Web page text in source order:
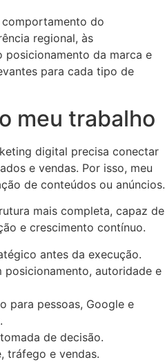
do
regional, às
posicionamento da marca e
para cada tipo de
meu trabalho
digital precisa conectar
e vendas. Por isso, meu
de conteúdos ou anúncios.
mais completa, capaz de
e crescimento contínuo.
antes da execução.
posicionamento, autoridade e
para pessoas, Google e
de decisão.
tráfego e vendas.